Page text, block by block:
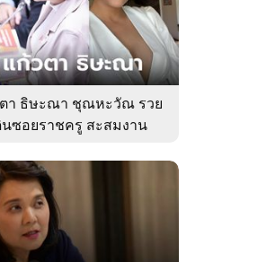
ตา ธิษะณา ชุณหะวัณ รวย
ซอยราชครู สะสมงาน